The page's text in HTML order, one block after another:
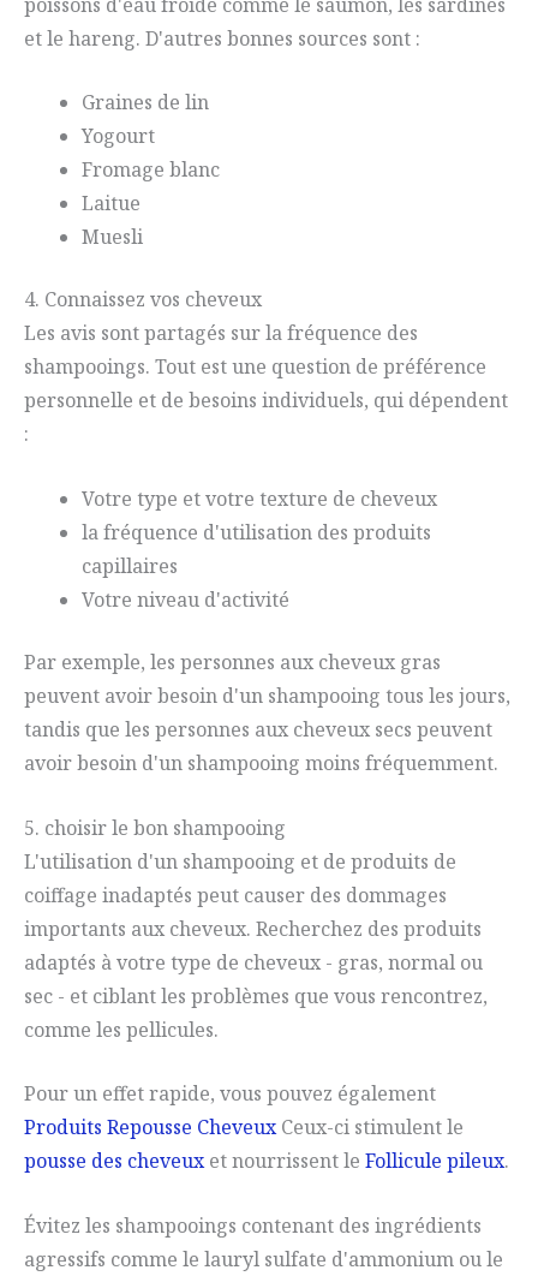
et le hareng. D'autres bonnes sources sont :
Graines de lin
Yogourt
Fromage blanc
Laitue
Muesli
4. Connaissez vos cheveux
Les avis sont partagés sur la fréquence des
shampooings. Tout est une question de préférence
personnelle et de besoins individuels, qui dépendent
:
Votre type et votre texture de cheveux
la fréquence d'utilisation des produits
capillaires
Votre niveau d'activité
Par exemple, les personnes aux cheveux gras
peuvent avoir besoin d'un shampooing tous les jours,
tandis que les personnes aux cheveux secs peuvent
avoir besoin d'un shampooing moins fréquemment.
5. choisir le bon shampooing
L'utilisation d'un shampooing et de produits de
coiffage inadaptés peut causer des dommages
importants aux cheveux. Recherchez des produits
adaptés à votre type de cheveux - gras, normal ou
sec - et ciblant les problèmes que vous rencontrez,
comme les pellicules.
Pour un effet rapide, vous pouvez également
Produits Repousse CheveuxCeux-ci stimulent le
pousse des cheveuxet nourrissent le Follicule pileux.
Évitez les shampooings contenant des ingrédients
agressifs comme le lauryl sulfate d'ammonium ou le